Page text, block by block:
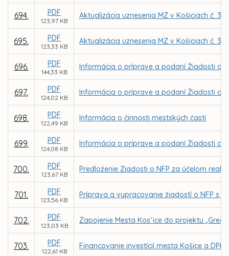
694. PDF
123,97 KB
Aktualizácia uznesenia MZ v Košiciach č.
695. PDF
123,33 KB
Aktualizácia uznesenia MZ v Košiciach č.
696. PDF
144,33 KB
Informácia o príprave a podaní Žiadosti o
697. PDF
124,02 KB
Informácia o príprave a podaní Žiadosti o
698. PDF
122,49 KB
Informácia o činnosti mestských častí
699. PDF
124,08 KB
Informácia o príprave a podaní Žiadosti o
700. PDF
123,67 KB
Predloženie Žiadosti o NFP za účelom
701. PDF
123,56 KB
Príprava a vypracovanie žiadostí o NFP s
702. PDF
123,03 KB
Zapojenie Mesta Kosˇice do projektu
703. PDF
122,61 KB
Financovanie investícií mesta Košice a